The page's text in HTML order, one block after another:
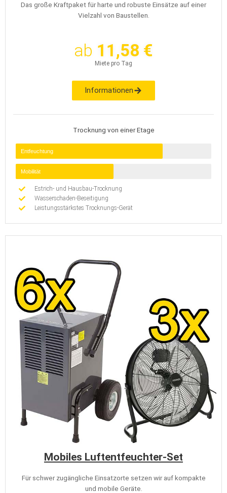
Das große Kraftpaket für harte und robuste Einsätze auf einer
Vielzahl von Baustellen.
ab 11,58 €
Miete pro Tag
Informationen
Trocknung von einer Etage
Entfeuchtung
Mobilität
Estrich- und Hausbau-Trocknung
Wasserschaden-Beseitigung
Leistungsstärkstes Trocknungs-Gerät
Mobiles Luftentfeuchter-Set
Für schwer zugängliche Einsatzorte setzen wir auf kompakte
und mobile Geräte.